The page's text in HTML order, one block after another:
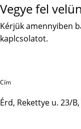
Vegye fel
Kérjük amennyiben
kaplcsolatot.
Cím
Érd, Rekettye u. 23/